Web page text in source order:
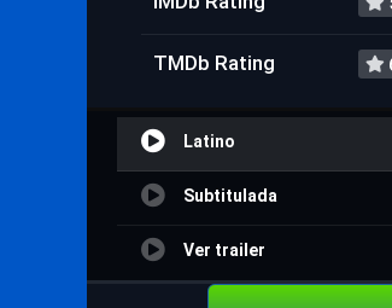
TMDb Rating
Latino
Subtitulada
Ver trailer